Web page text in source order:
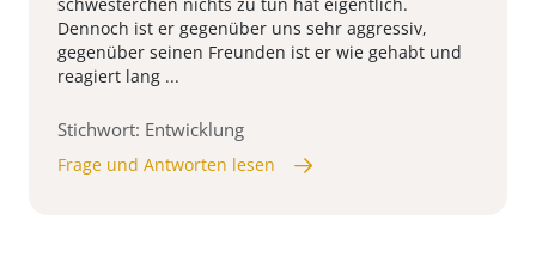
Dennoch ist er gegenüber uns sehr aggressiv,
gegenüber seinen Freunden ist er wie gehabt und
reagiert lang ...
Stichwort: Entwicklung
Frage und Antworten lesen